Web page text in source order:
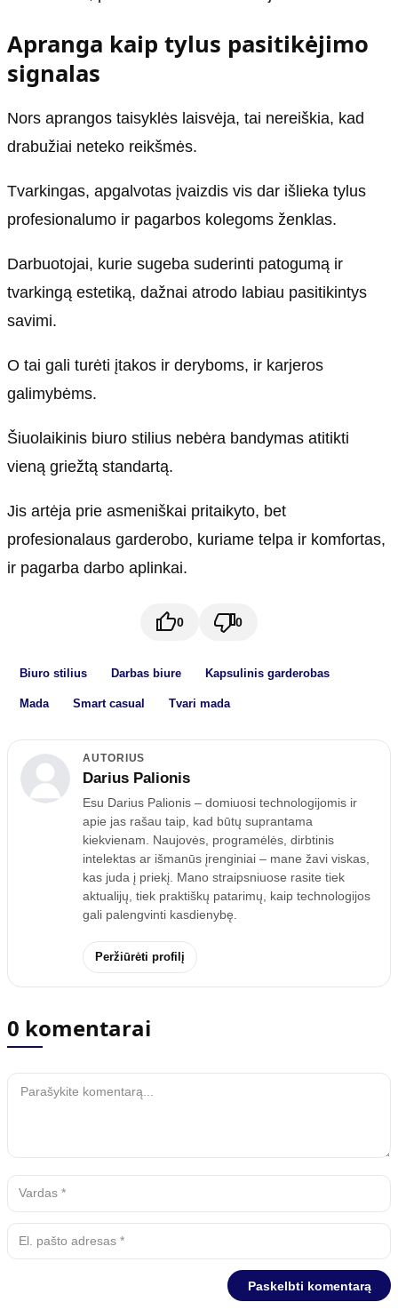
Apranga kaip tylus pasitikėjimo
signalas
Nors aprangos taisyklės laisvėja, tai nereiškia, kad
drabužiai neteko reikšmės.
Tvarkingas, apgalvotas įvaizdis vis dar išlieka tylus
profesionalumo ir pagarbos kolegoms ženklas.
Darbuotojai, kurie sugeba suderinti patogumą ir
tvarkingą estetiką, dažnai atrodo labiau pasitikintys
savimi.
O tai gali turėti įtakos ir deryboms, ir karjeros
galimybėms.
Šiuolaikinis biuro stilius nebėra bandymas atitikti
vieną griežtą standartą.
Jis artėja prie asmeniškai pritaikyto, bet
profesionalaus garderobo, kuriame telpa ir komfortas,
ir pagarba darbo aplinkai.
0 0
Biuro stilius Darbas biure Kapsulinis garderobas
Mada Smart casual Tvari mada
AUTORIUS
Darius Palionis
Esu Darius Palionis – domiuosi technologijomis ir
apie jas rašau taip, kad būtų suprantama
kiekvienam. Naujovės, programėlės, dirbtinis
intelektas ar išmanūs įrenginiai – mane žavi viskas,
kas juda į priekį. Mano straipsniuose rasite tiek
aktualijų, tiek praktiškų patarimų, kaip technologijos
gali palengvinti kasdienybę.
Peržiūrėti profilį
0 komentarai